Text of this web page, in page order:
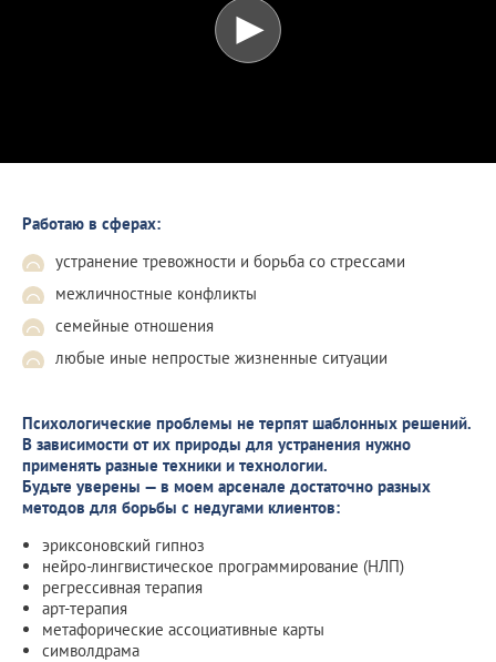
Работаю в сферах:
устранение тревожности и борьба со стрессами
межличностные конфликты
семейные отношения
любые иные непростые жизненные ситуации
Психологические проблемы не терпят шаблонных решений.
В зависимости от их природы для устранения нужно
применять разные техники и технологии.
Будьте уверены — в моем арсенале достаточно разных
методов для борьбы с недугами клиентов:
эриксоновский гипноз
нейро-лингвистическое программирование (НЛП)
регрессивная терапия
арт-терапия
метафорические ассоциативные карты
символдрама